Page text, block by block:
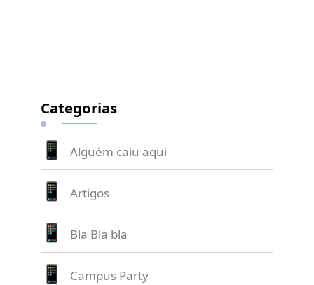
Categorias
Alguém caiu aqui
Artigos
Bla Bla bla
Campus Party